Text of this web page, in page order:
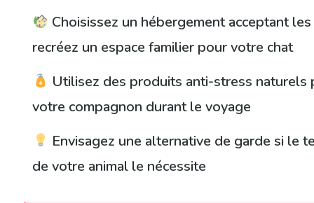
Choisissez un hébergement acceptant
recréez un espace familier pour votre chat
Utilisez des produits anti-stress naturels
votre compagnon durant le voyage
Envisagez une alternative de garde si le
de votre animal le nécessite